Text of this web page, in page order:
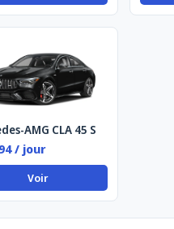
AMG CLA 45 S
/ jour
Voir